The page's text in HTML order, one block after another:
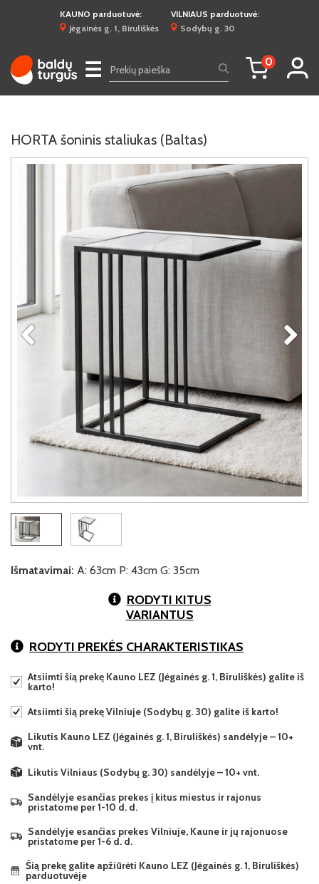
KAUNO parduotuvė:
Jėgainės g. 1, Biruliškės
VILNIAUS parduotuvė:
Sodybų g. 30
☰ 0
HORTA šoninis staliukas (Baltas)
Išmatavimai: A: 63cm P: 43cm G: 35cm
RODYTI KITUS
VARIANTUS
RODYTI PREKĖS CHARAKTERISTIKAS
Atsiimti šią prekę Kauno LEZ (Jėgainės g. 1, Biruliškės) galite iš
karto!
Atsiimti šią prekę Vilniuje (Sodybų g. 30) galite iš karto!
Likutis Kauno LEZ (Jėgainės g. 1, Biruliškės) sandėlyje – 10+
vnt.
Likutis Vilniaus (Sodybų g. 30) sandėlyje – 10+ vnt.
Sandėlyje esančias prekes į kitus miestus ir rajonus
pristatome per 1-10 d. d.
Sandėlyje esančias prekes Vilniuje, Kaune ir jų rajonuose
pristatome per 1-6 d. d.
Šią prekę galite apžiūrėti Kauno LEZ (Jėgainės g. 1, Biruliškės)
parduotuvėje